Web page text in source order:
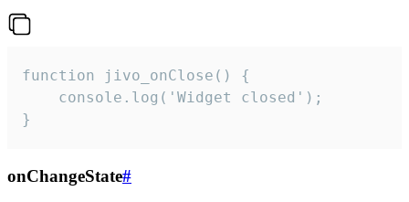
function jivo_onClose() {
    console.log('Widget closed');
}
onChangeState#